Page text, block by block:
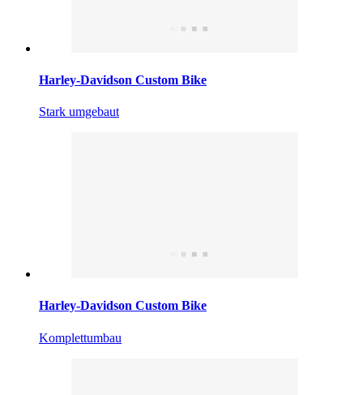
Harley-Davidson Custom Bike
Stark umgebaut
Harley-Davidson Custom Bike
Komplettumbau